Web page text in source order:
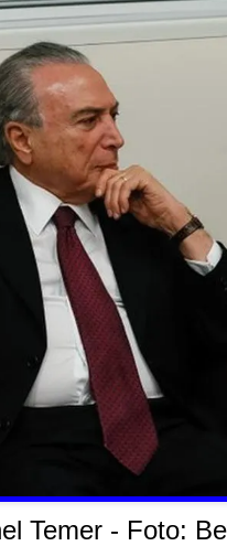
Temer - Foto: